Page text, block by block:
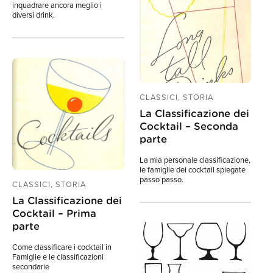
inquadrare ancora meglio i
diversi drink.
CLASSICI, STORIA
La Classificazione dei
Cocktail – Seconda
parte
La mia personale classificazione,
le famiglie dei cocktail spiegate
passo passo.
CLASSICI, STORIA
La Classificazione dei
Cocktail – Prima
parte
Come classificare i cocktail in
Famiglie e le classificazioni
secondarie